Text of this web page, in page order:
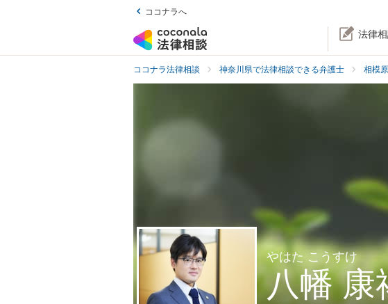
ココナラへ
法律
ココナラ法律相談 神奈川県で法律相談できる弁護士 相模
やはた こうすけ
八幡 康